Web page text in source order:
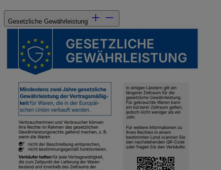
Gesetzliche Gewährleistung